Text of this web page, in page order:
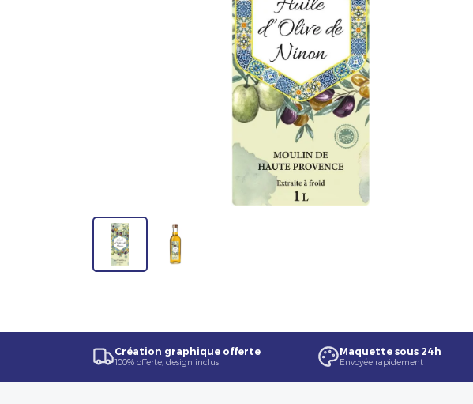
Création graphique offerte
100% offerte, design inclus
Maquette sous 24h
Envoyée rapidement